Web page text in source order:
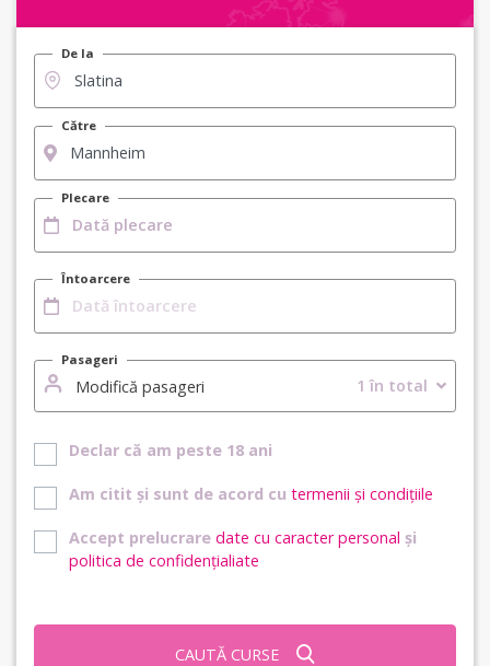
De la
Către
Plecare
Întoarcere
Pasageri
Modifică pasageri 1 în total
Declar că am peste 18 ani
Am citit și sunt de acord cu termenii și condițiile
Accept prelucrare date cu caracter personal și
politica de confidențialiate
CAUTĂ CURSE